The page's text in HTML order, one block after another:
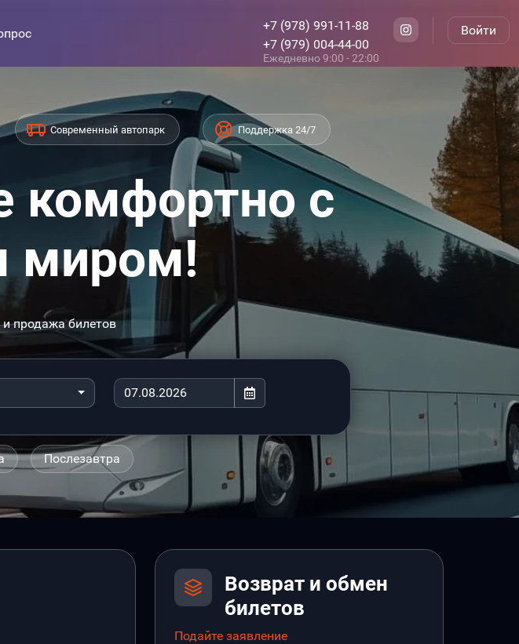
+7 (978) 991-11-88
+7 (979) 004-44-00
Ежедневно 9:00 - 22:00
Войти
Современный автопарк Поддержка 24/7
комфортно с
миром!
и продажа билетов
Послезавтра
Возврат и обмен
билетов
Подайте заявление